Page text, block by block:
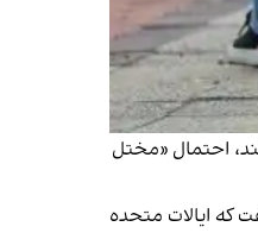
احتمال «مختل
کرد و گفت که ایالات متحده